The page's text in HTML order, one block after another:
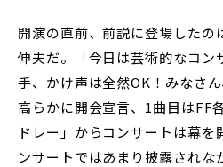
開演の直前、前説に登場したの
伸夫だ。「今日は芸術的なコン
手、かけ声は全然OK！みなさ
高らかに開会宣言、1曲目はFF
ドレー」からコンサートは幕を
ンサートではあまり披露されな